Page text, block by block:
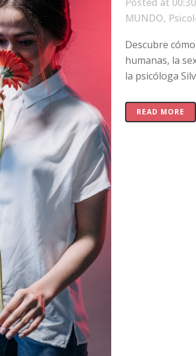
Posted at
MUNDO,
Descubre
humanas, la
la psicóloga
READ MORE